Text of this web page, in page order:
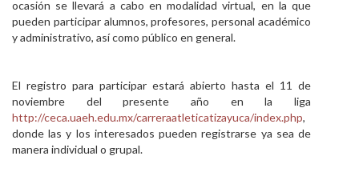
Personal
Alumni
ocasión se llevará a cabo en modalidad virtual, en la que
pueden participar alumnos, profesores, personal académico
y administrativo, así como público en general.
El registro para participar estará abierto hasta el 11 de
noviembre del presente año en la liga
http://ceca.uaeh.edu.mx/carreraatleticatizayuca/index.php,
donde las y los interesados pueden registrarse ya sea de
manera individual o grupal.